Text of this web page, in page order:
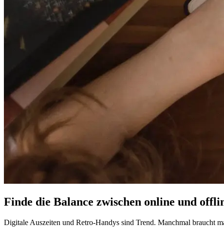
Finde die Balance zwischen online und
Digitale Auszeiten und Retro-Handys sind Trend. Manchmal braucht